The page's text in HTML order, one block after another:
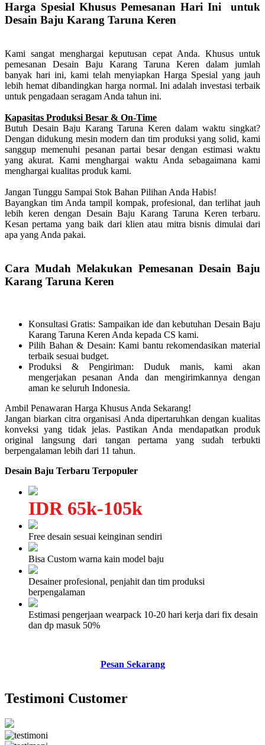
Harga Spesial Khusus Pemesanan Hari Ini untuk
Desain Baju Karang Taruna Keren
Kami sangat menghargai keputusan cepat Anda. Khusus untuk
pemesanan Desain Baju Karang Taruna Keren dalam jumlah
banyak hari ini, kami telah menyiapkan Harga Spesial yang jauh
lebih hemat dibandingkan harga normal. Ini adalah investasi terbaik
untuk pengadaan seragam Anda tahun ini.
Kapasitas Produksi Besar & On-Time
Butuh Desain Baju Karang Taruna Keren dalam waktu singkat?
Dengan didukung mesin modern dan tim produksi yang solid, kami
sanggup memenuhi pesanan partai besar dengan estimasi waktu
yang akurat. Kami menghargai waktu Anda sebagaimana kami
menghargai kualitas produk kami.
Jangan Tunggu Sampai Stok Bahan Pilihan Anda Habis!
Bayangkan tim Anda tampil kompak, profesional, dan terlihat jauh
lebih keren dengan Desain Baju Karang Taruna Keren terbaru.
Kesan pertama yang baik dari klien atau mitra bisnis dimulai dari
apa yang Anda pakai.
Cara Mudah Melakukan Pemesanan Desain Baju
Karang Taruna Keren
Konsultasi Gratis: Sampaikan ide dan kebutuhan Desain Baju
Karang Taruna Keren Anda kepada CS kami.
Pilih Bahan & Desain: Kami bantu rekomendasikan material
terbaik sesuai budget.
Produksi & Pengiriman: Duduk manis, kami akan
mengerjakan pesanan Anda dan mengirimkannya dengan
aman ke seluruh Indonesia.
Ambil Penawaran Harga Khusus Anda Sekarang!
Jangan biarkan citra organisasi Anda dipertaruhkan dengan kualitas
konveksi yang tidak jelas. Pastikan Anda mendapatkan produk
original langsung dari tangan pertama yang sudah terbukti
berpengalaman lebih dari 11 tahun.
Desain Baju Terbaru Terpopuler
IDR 65k-105k
Free desain sesuai keinginan sendiri
Bisa Custom warna kain model baju
Desainer profesional, penjahit dan tim produksi
berpengalaman
Estimasi pengerjaan wearpack 10-20 hari kerja dari fix desain
dan dp masuk 50%
Pesan Sekarang
Testimoni Customer